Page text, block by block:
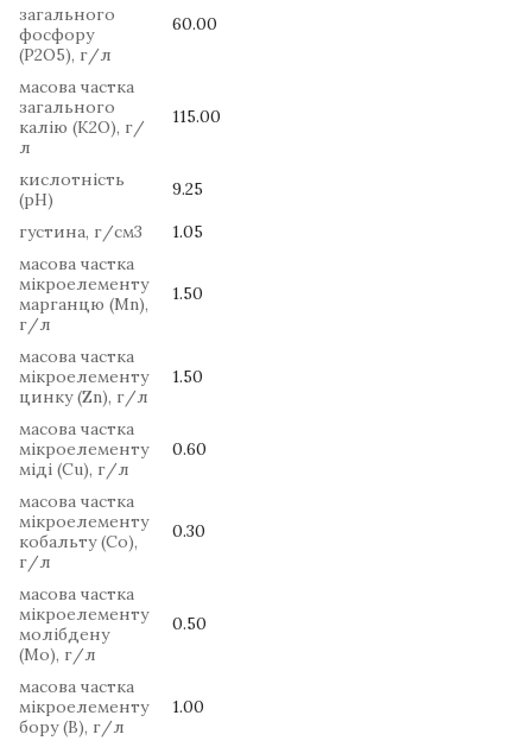
загального
фосфору
(P2O5), г/л
60.00
масова частка
загального
калію (K2O), г/
л
115.00
кислотність
(pH)
9.25
густина, г/см3
1.05
масова частка
мікроелементу
марганцю (Mn),
г/л
1.50
масова частка
мікроелементу
цинку (Zn), г/л
1.50
масова частка
мікроелементу
міді (Cu), г/л
0.60
масова частка
мікроелементу
кобальту (Co),
г/л
0.30
масова частка
мікроелементу
молібдену
(Mo), г/л
0.50
масова частка
мікроелементу
бору (B), г/л
1.00